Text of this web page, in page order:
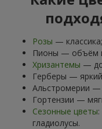
Розы — классика;
Пионы — объём
Хризантемы —
Герберы —
Альстромерии —
Гортензии —
Сезонные цветы:
гладиолусы.